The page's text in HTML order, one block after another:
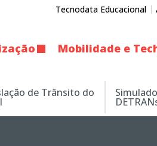
Tecnodata Educacional
Mobilidade e
de Trânsito do